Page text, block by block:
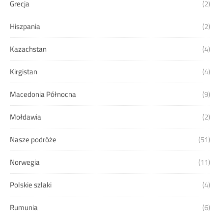
Grecja
(2)
Hiszpania
(2)
Kazachstan
(4)
Kirgistan
(4)
Macedonia Północna
(9)
Mołdawia
(2)
Nasze podróże
(51)
Norwegia
(11)
Polskie szlaki
(4)
Rumunia
(6)